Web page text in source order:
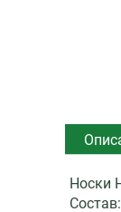
Носки